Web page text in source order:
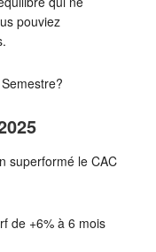
pouviez
superformé le CAC
de +6% à 6 mois